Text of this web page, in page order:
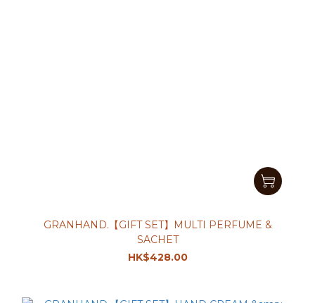
GRANHAND.【GIFT SET】MULTI PERFUME &
SACHET
HK$428.00